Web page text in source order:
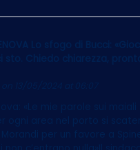
Lo sfogo di Bucci:
sto. Chiedo chiarezza,
on 13/05/2024 at 06:07
«Le mie parole sui maiali
ogni area nel porto si
per un favore a